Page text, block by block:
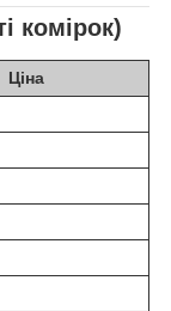
комірок)
Ціна